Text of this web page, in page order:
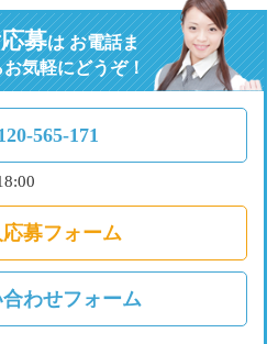
募はお電話ま
気軽にどうぞ！
565-171
募フォーム
わせフォーム